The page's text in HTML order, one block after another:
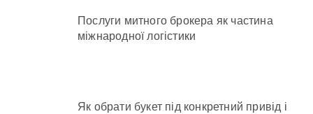
Послуги митного брокера як частина
міжнародної логістики
Як обрати букет під конкретний привід і